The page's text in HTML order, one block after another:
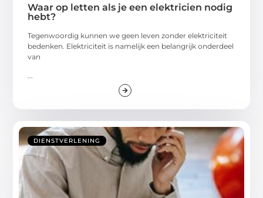
Waar op letten als je een elektricien nodig
hebt?
Tegenwoordig kunnen we geen leven zonder elektriciteit
bedenken. Elektriciteit is namelijk een belangrijk onderdeel
van
...
DIENSTVERLENING